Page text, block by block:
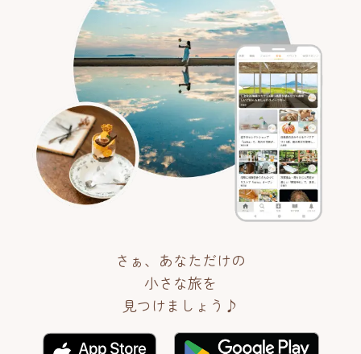
さぁ、あなただけの
小さな旅を
見つけましょう♪